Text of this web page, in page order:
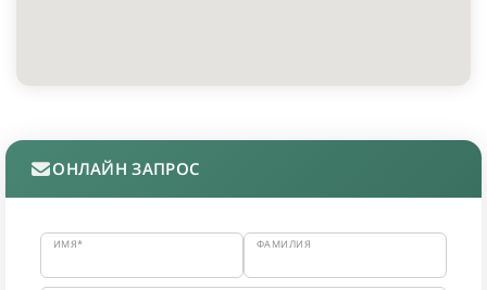
ОНЛАЙН ЗАПРОС
ИМЯ* ФАМИЛИЯ